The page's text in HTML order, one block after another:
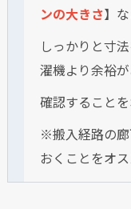
ンの大きさ】
しっかりと寸
濯機より余裕
確認することを
※搬入経路の
おくことをオス